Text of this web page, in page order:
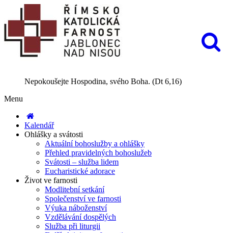
Nepokoušejte Hospodina, svého Boha. (Dt 6,16)
Menu
Kalendář
Ohlášky a svátosti
Aktuální bohoslužby a ohlášky
Přehled pravidelných bohoslužeb
Svátosti – služba lidem
Eucharistické adorace
Život ve farnosti
Modlitební setkání
Společenství ve farnosti
Výuka náboženství
Vzdělávání dospělých
Služba při liturgii